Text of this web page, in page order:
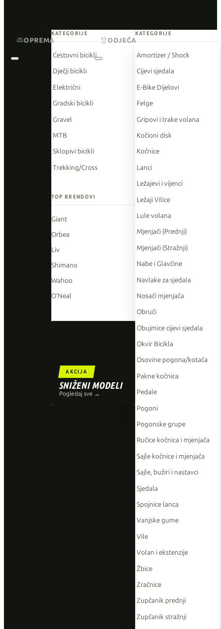
KATEGORIJE
Cestovni bicikli
Dječji bicikli
Električni
Gradski bicikli
Gravel
MTB
Sklopivi bicikli
Trekking/Cross
TOP BRENDOVI
Giant
Orbea
Liv
Shimano
Wahoo
O'Neal
AKCIJA
SNIŽENI MODELI
Pogledaj sve →
KATEGORIJE
Amortizer / Shock
Cijevi sjedala
E-Bike Dijelovi
Felge
Gripovi i trake volana
Kočioni disk
Kočnice
Lanci
Ležajevi i vijenci
Ležaji Vilice
Lule volana
Mjenjači (Prednji)
Mjenjači (Stražnji)
Nabe i Glavčine
Navlake za sjedala
Nosači mjenjača
Obruči
Obujmice cijevi sjedala
Okvir Bicikla
Osovine pogona/kotača
Pakne kočnica
Pedale
Pogoni
Pogonske grupe
Ručice kočnica i mjenjača
Sajle kočnice i mjenjača
Sajle, bužiri i nastavci
Sjedala
Spojnice lanca
Vanjske gume
Vile
Volan i ekstenzije
Žbice
Zračnice
Zupčanik prednji
Zupčanik stražnji
OPREMA ODJEĆA